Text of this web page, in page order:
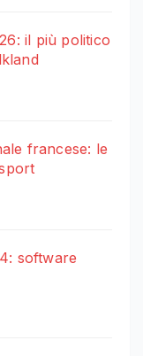
il più politico
francese: le
software